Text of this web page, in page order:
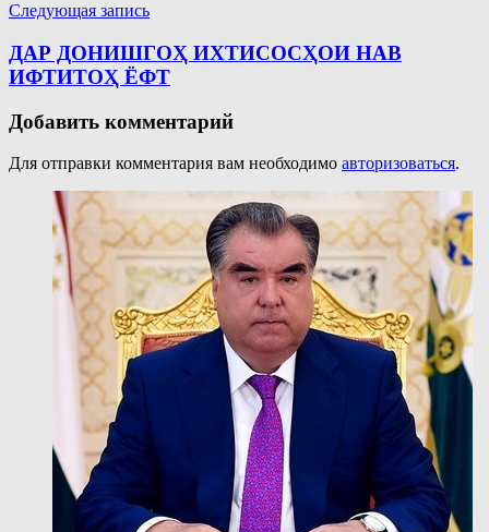
Следующая запись
ДАР ДОНИШГОҲ ИХТИСОСҲОИ НАВ
ИФТИТОҲ ЁФТ
Добавить комментарий
Для отправки комментария вам необходимо авторизоваться.